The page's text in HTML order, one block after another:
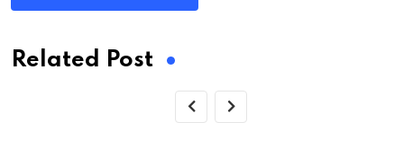
Related Post